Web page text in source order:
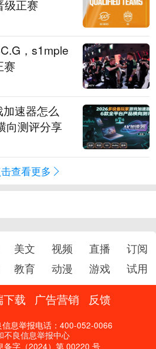
级正赛
，s1mple
赛
速器怎么
向测评分享
查看更多
美文 视频 直播
订阅
教育 动漫 游戏 试用
载 广告营销 反馈
息举报电话：400-052-0066
不良信息举报中心
备字（2024）第 00220 号